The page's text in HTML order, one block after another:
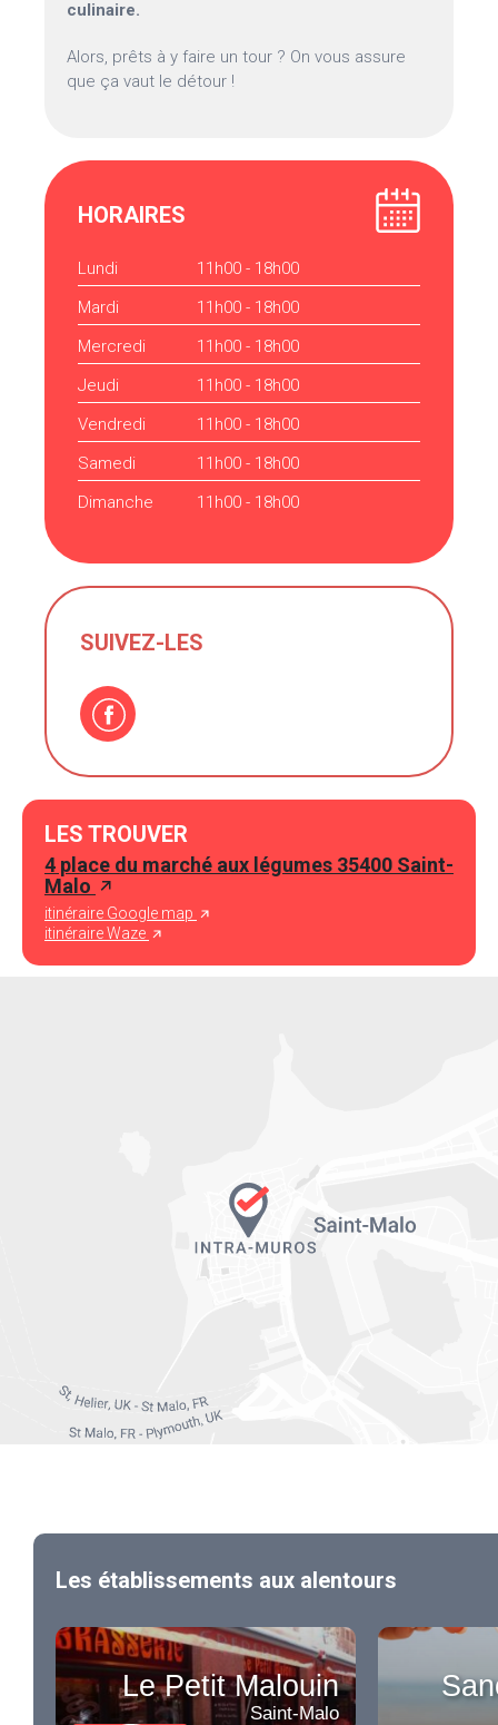
culinaire.
Alors, prêts à y faire un tour ? On vous assure
que ça vaut le détour !
HORAIRES
Lundi
11h00 - 18h00
Mardi
11h00 - 18h00
Mercredi
11h00 - 18h00
Jeudi
11h00 - 18h00
Vendredi
11h00 - 18h00
Samedi
11h00 - 18h00
Dimanche
11h00 - 18h00
SUIVEZ-LES
LES TROUVER
4 place du marché aux légumes 35400 Saint-
Malo
itinéraire Google map
itinéraire Waze
Les établissements aux alentours
Le Petit Malouin
Saint-Malo